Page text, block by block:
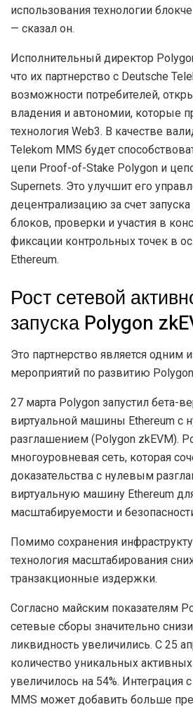
использования технологии
— сказал он.
Исполнительный директор
что их партнерство с Deutsche
возможности потребителей,
владения и автономии, которые
технология Web3. В качестве
Telekom MMS будет
цепи Proof-of-Stake Polygon и
Supernets. Это улучшит его
децентрализацию за счет запуска
блоков, проверки и участия в
фиксации контрольных точек в
Ethereum.
Рост сетевой
запуска Polygon
Это партнерство является одним
мероприятий по развитию
27 марта Polygon запустил бета-
виртуальной машины Ethereum с
разглашением (Polygon zkEVM).
многоуровневая сеть, которая
доказательства с нулевым
виртуальную машину Ethereum
масштабируемости и
Помимо сохранения
технология масштабирования
транзакционные издержки.
Согласно майским показателям
сетевые сборы значительно
ликвидность увеличились. С 25
количество уникальных
увеличилось на 54%. Интеграция
MMS может добавить больше